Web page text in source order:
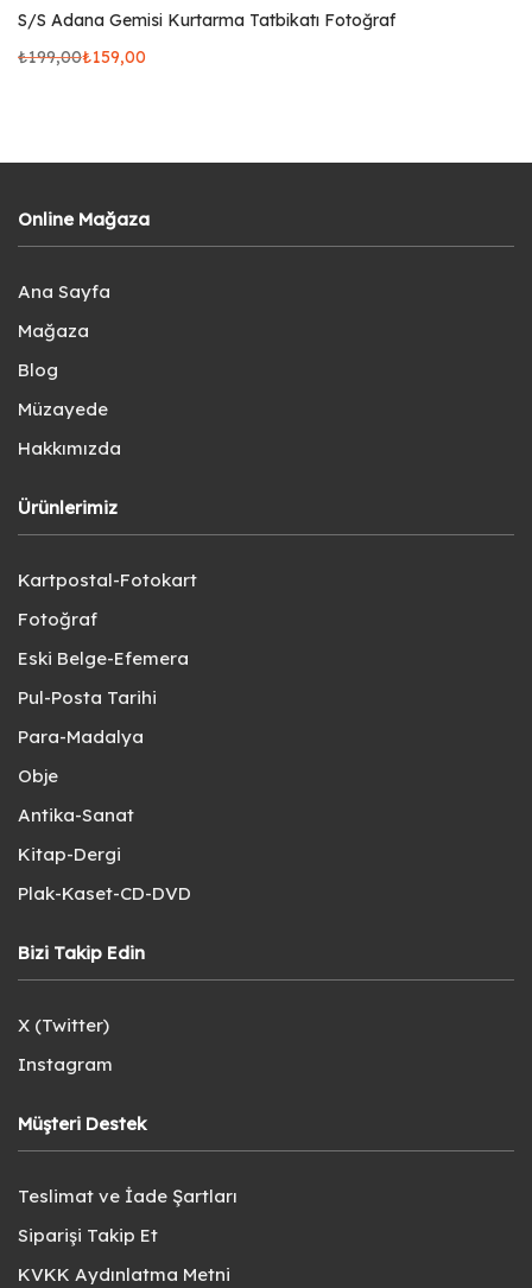
S/S Adana Gemisi Kurtarma Tatbikatı Fotoğraf
₺199,00₺159,00
Online Mağaza
Ana Sayfa
Mağaza
Blog
Müzayede
Hakkımızda
Ürünlerimiz
Kartpostal-Fotokart
Fotoğraf
Eski Belge-Efemera
Pul-Posta Tarihi
Para-Madalya
Obje
Antika-Sanat
Kitap-Dergi
Plak-Kaset-CD-DVD
Bizi Takip Edin
X (Twitter)
Instagram
Müşteri Destek
Teslimat ve İade Şartları
Siparişi Takip Et
KVKK Aydınlatma Metni